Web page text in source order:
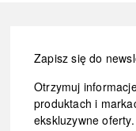
Zapisz się do
Otrzymuj
produktach i
ekskluzywne oferty.